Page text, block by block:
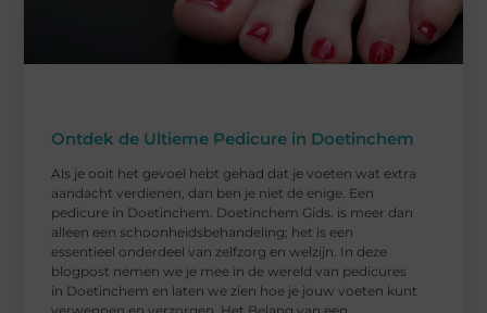
Ontdek de Ultieme Pedicure in Doetinchem
Als je ooit het gevoel hebt gehad dat je voeten wat extra
aandacht verdienen, dan ben je niet de enige. Een
pedicure in Doetinchem. Doetinchem Gids. is meer dan
alleen een schoonheidsbehandeling; het is een
essentieel onderdeel van zelfzorg en welzijn. In deze
blogpost nemen we je mee in de wereld van pedicures
in Doetinchem en laten we zien hoe je jouw voeten kunt